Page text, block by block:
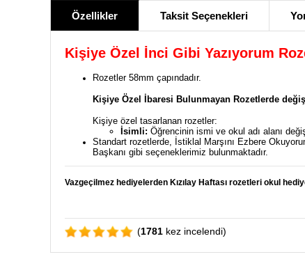
Özellikler Taksit Seçenekleri
Kişiye Özel İnci Gibi Yazıyorum
Rozetler 58mm çapındadır.
Kişiye Özel İbaresi Bulunmayan Rozetlerde
Kişiye özel tasarlanan rozetler:
İsimli: Öğrencinin ismi ve okul adı alanı
Standart rozetlerde, İstiklal Marşını Ezbere
Başkanı gibi seçeneklerimiz bulunmaktadır.
Vazgeçilmez hediyelerden Kızılay Haftası rozetleri okul
(1781 kez incelendi)